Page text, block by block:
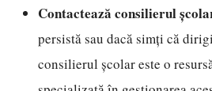
Contactează consilierul
persistă sau dacă simți că
consilierul școlar este o